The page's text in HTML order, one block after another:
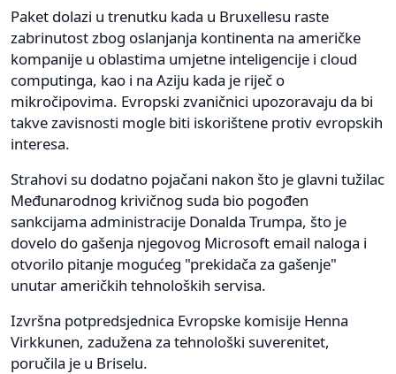
Paket dolazi u trenutku kada u Bruxellesu raste
zabrinutost zbog oslanjanja kontinenta na američke
kompanije u oblastima umjetne inteligencije i cloud
computinga, kao i na Aziju kada je riječ o
mikročipovima. Evropski zvaničnici upozoravaju da bi
takve zavisnosti mogle biti iskorištene protiv evropskih
interesa.
Strahovi su dodatno pojačani nakon što je glavni tužilac
Međunarodnog krivičnog suda bio pogođen
sankcijama administracije Donalda Trumpa, što je
dovelo do gašenja njegovog Microsoft email naloga i
otvorilo pitanje mogućeg "prekidača za gašenje"
unutar američkih tehnoloških servisa.
Izvršna potpredsjednica Evropske komisije Henna
Virkkunen, zadužena za tehnološki suverenitet,
poručila je u Briselu.